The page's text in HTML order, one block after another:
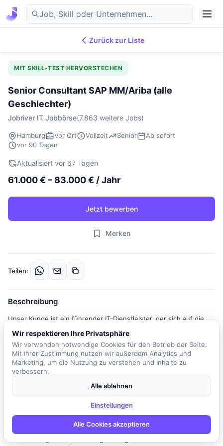
DE
Zurück zur Liste
MIT SKILL-TEST HERVORSTECHEN
Senior Consultant SAP MM/Ariba (alle
Geschlechter)
Jobriver IT Jobbörse(7.863 weitere Jobs)
Hamburg Vor Ort Vollzeit Senior
Ab sofort
vor 90 Tagen
Aktualisiert vor 67 Tagen
61.000 € – 83.000 € / Jahr
Jetzt bewerben
Merken
Teilen:
Beschreibung
Unser Kunde ist ein führender IT-Dienstleister, der sich auf die
Beratung im Bereich SAP spezialisiert hat. In dieser Rolle als
Senior Consultant für SAP MM und SAP Ariba übernimmst du eine
zentrale Verantwortung für die Konzeption, Entwicklung und
Beratung von Anwendungen im Bereich Materialmanagement und
den zugehörigen Lösungen. Du analysierst und modellierst
Geschäftsprozesse sowie Systemkomponenten, um
maßgeschneiderte Lösungen für die Kunden zu entwickeln.
Zudem unterstützt du aktiv Migrations- und
Transformationsprojekte, insbesondere im Kontext von S/4HANA,
Cloud-Lösungen und Fiori-Apps. Dein Arbeitsalltag ist
Wir respektieren Ihre Privatsphäre
Wir verwenden notwendige Cookies für den Betrieb der Seite.
Mit Ihrer Zustimmung nutzen wir außerdem Analytics und
Marketing, um die Nutzung zu verstehen und Inhalte zu
verbessern.
Alle ablehnen
Einstellungen
Alle Cookies akzeptieren